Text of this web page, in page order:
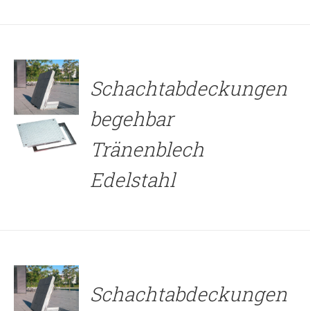
Schachtabdeckungen
begehbar
Tränenblech
Edelstahl
Schachtabdeckungen